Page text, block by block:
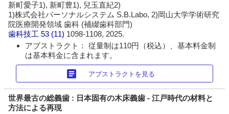
新町愛子1), 新町豊1), 兒玉直紀2)
1)株式会社パーソナルシステム S.B.Labo, 2)岡山大学学術研究
院医療開発領域 歯科 (補綴歯科部門)
歯科技工 53 (11) 1098-1108, 2025.
アブストラクト： 従量制は110円（税込）、基本料金制
は基本料金に含まれます。
article アブストラクトを見る
世界最古の総義歯 : 日本固有の木床義歯 - 江戸時代の材料と
方法による再現